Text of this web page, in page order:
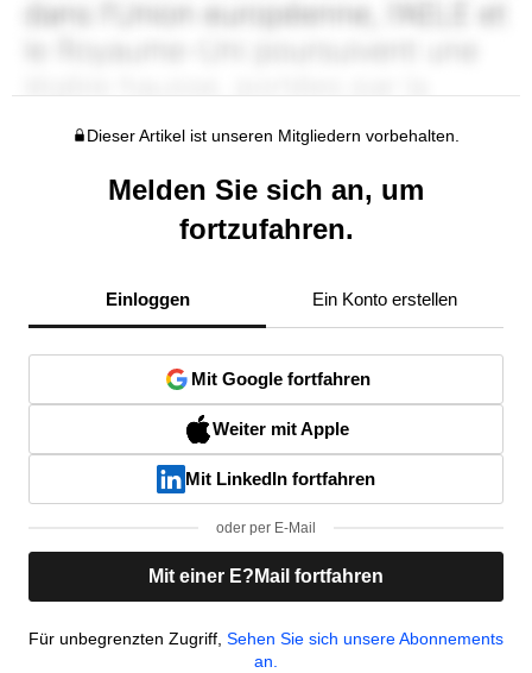
Dieser Artikel ist unseren Mitgliedern vorbehalten.
Melden Sie sich an, um
fortzufahren.
Einloggen Ein Konto erstellen
Mit Google fortfahren
Weiter mit Apple
Mit LinkedIn fortfahren
oder per E-Mail
Mit einer E?Mail fortfahren
Für unbegrenzten Zugriff, Sehen Sie sich unsere Abonnements
an.